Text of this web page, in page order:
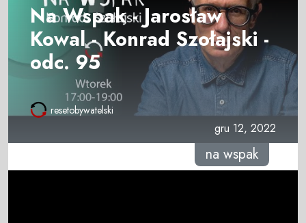
Na Wspak - Jarosław
Kowal - Konrad Szołajski -
odc. 95
resetobywatelski
gru 12, 2022
na wspak